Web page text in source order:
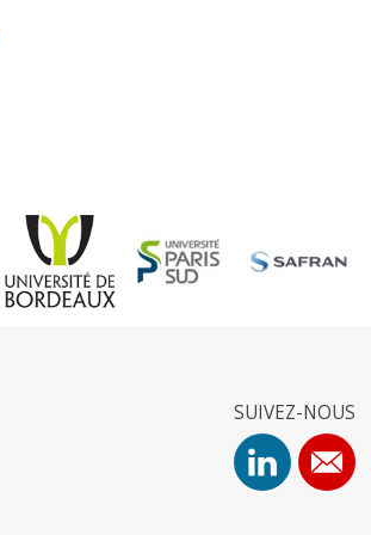
SUIVEZ-NOUS